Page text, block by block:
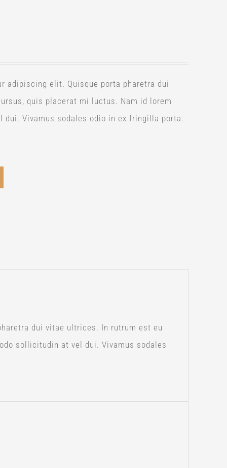
adipiscing elit. Quisque porta pharetra dui
quis placerat mi luctus. Nam id lorem
Vivamus sodales odio in ex fringilla porta.
dui vitae ultrices. In rutrum est eu
sollicitudin at vel dui. Vivamus sodales